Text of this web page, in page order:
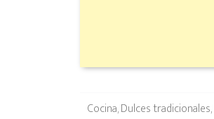
Categories
Cocina,Dulces tradicionales,